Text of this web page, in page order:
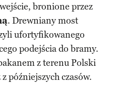
bronione przez
. Drewniany most
ufortyfikowanego
podejścia do bramy.
z terenu Polski
z późniejszych czasów.